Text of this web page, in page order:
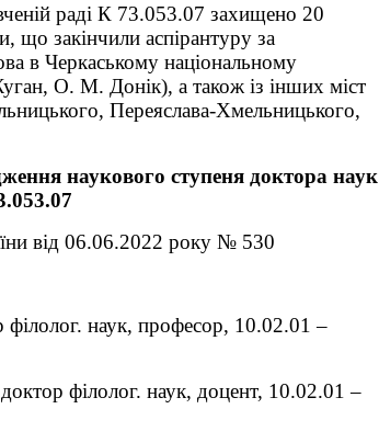
вченій раді К 73.053.07 захищено 20
що закінчили аспірантуру за
в Черкаському національному
О. М. Донік), а також із інших міст
Переяслава-Хмельницького,
наукового ступеня доктора наук
від 06.06.2022 року № 530
філолог. наук, професор, 10.02.01 –
філолог. наук, доцент, 10.02.01 –